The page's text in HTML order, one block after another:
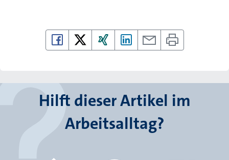
Hilft dieser Artikel im
Arbeitsalltag?